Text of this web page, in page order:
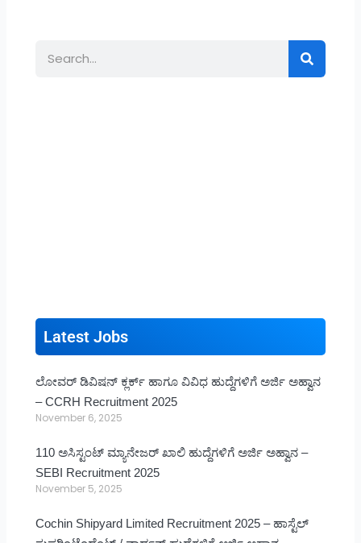
Search
Latest Jobs
ಲೋವರ್ ಡಿವಿಷನ್ ಕ್ಲರ್ಕ್ ಹಾಗೂ ವಿವಿಧ ಹುದ್ದೆಗಳಿಗೆ ಅರ್ಜಿ ಅಹ್ವಾನ
– CCRH Recruitment 2025
November 6, 2025
110 ಅಸಿಸ್ಟಂಟ್ ಮ್ಯಾನೇಜರ್ ಖಾಲಿ ಹುದ್ದೆಗಳಿಗೆ ಅರ್ಜಿ ಅಹ್ವಾನ –
SEBI Recruitment 2025
November 5, 2025
Cochin Shipyard Limited Recruitment 2025 – ಹಾಸ್ಟೆಲ್